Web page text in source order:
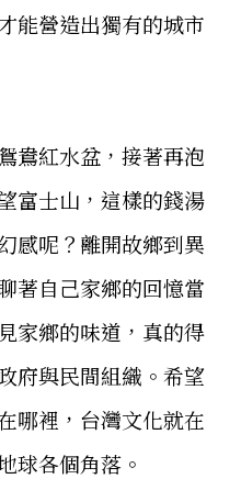
能營造出獨有的城市
鴦紅水盆，接著再泡
富士山，這樣的錢湯
感呢？離開故鄉到異
著自己家鄉的回憶當
家鄉的味道，真的得
府與民間組織。希望
哪裡，台灣文化就在
球各個角落。